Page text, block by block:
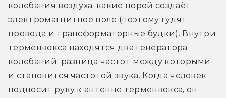
колебания воздуха, какие порой создаёт
электромагнитное поле (поэтому гудят
провода и трансформаторные будки). Внутри
терменвокса находятся два генератора
колебаний, разница частот между которыми
и становится частотой звука. Когда человек
подносит руку к антенне терменвокса, он